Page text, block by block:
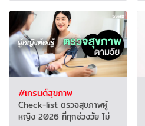
#เทรนด์สุขภาพ
Check-list ตรวจสุขภาพผู้
หญิง 2026 ที่ทุกช่วงวัย ไม่